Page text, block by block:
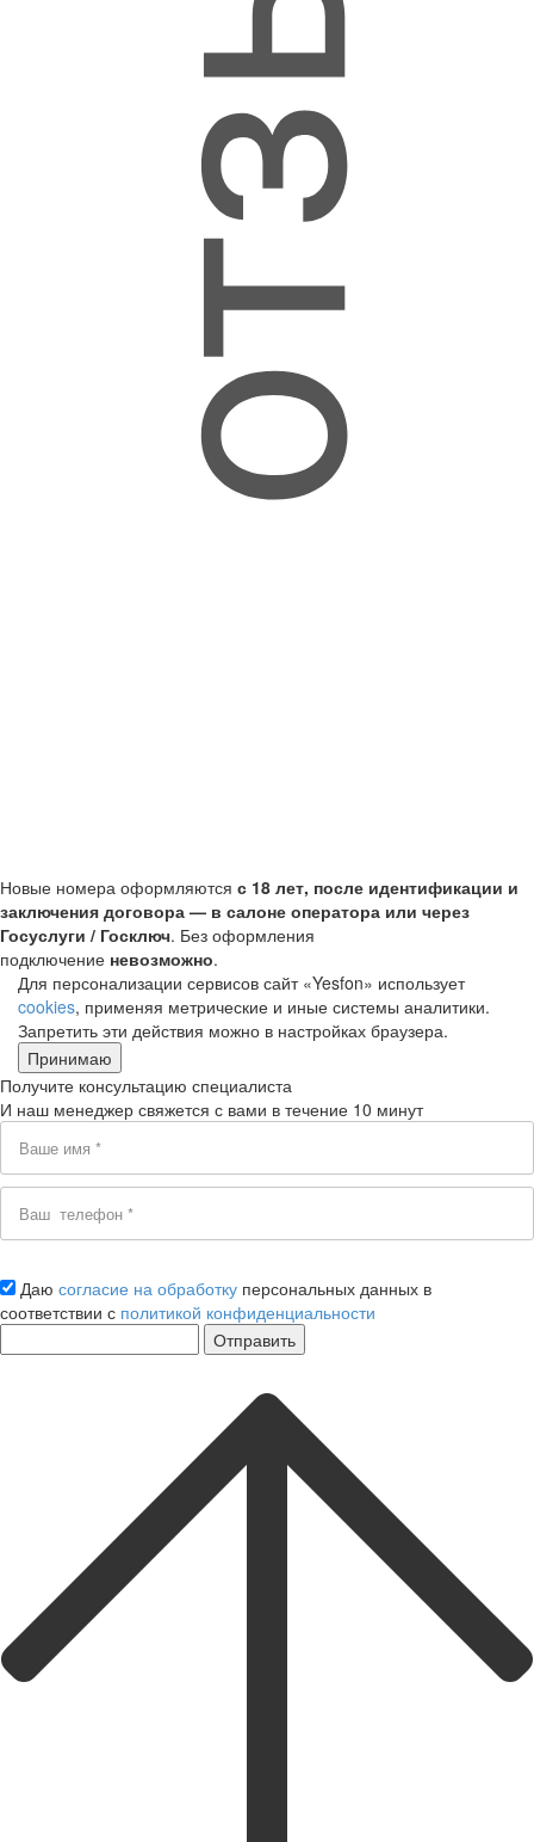
Новые номера оформляются с 18 лет, после идентификации и
заключения договора — в салоне оператора или через
Госуслуги / Госключ. Без оформления
подключение невозможно.
Для персонализации сервисов сайт «Yesfon» использует
cookies, применяя метрические и иные системы аналитики.
Запретить эти действия можно в настройках браузера.
Принимаю
Получите консультацию специалиста
И наш менеджер свяжется с вами в течение 10 минут
Даю согласие на обработку персональных данных в
соответствии с политикой конфиденциальности